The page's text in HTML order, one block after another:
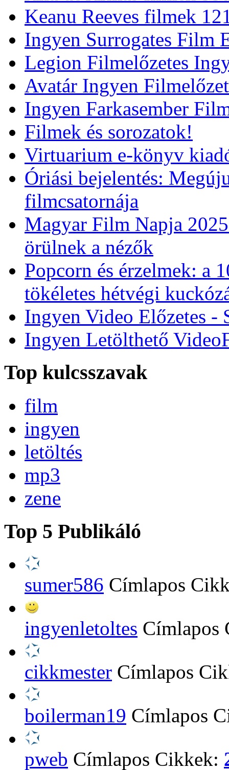
Keanu Reeves filmek
Ingyen Surrogates Film
Legion Filmelőzetes
Avatár Ingyen
Ingyen Farkasember
Filmek és sorozatok!
Virtuarium e-könyv
Óriási bejelentés:
filmcsatornája
Magyar Film Napja
örülnek a nézők
Popcorn és érzelmek: a
tökéletes hétvégi
Ingyen Video Előzetes -
Ingyen Letölthető
Top kulcsszavak
film
ingyen
letöltés
mp3
zene
Top 5 Publikáló
sumer586 Címlapos
ingyenletoltes
cikkmester Címlapos
boilerman19 Címlapos
pweb Címlapos Cikkek: